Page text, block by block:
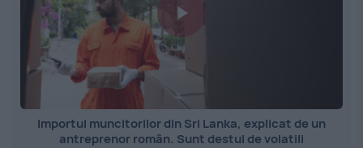
Importul muncitorilor din Sri Lanka, explicat de un
antreprenor român. Sunt destul de volatili